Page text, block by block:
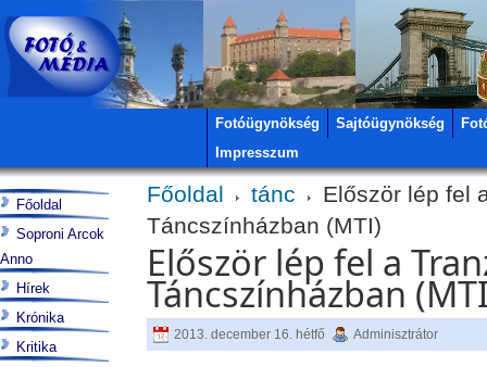
Fotóügynökség Sajtóügynökség
Impresszum
Főoldal tánc
Először lép fel
Táncszínházban (MTI)
Először lép fel a
Táncszínházban
2013. december 16. hétfő Adminisztrátor
Főoldal
Soproni Arcok
Anno
Hírek
Krónika
Kritika